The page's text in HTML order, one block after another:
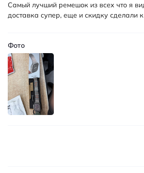
Самый лучший ремешок из всех что я
доставка супер, еще и скидку сделали
Фото